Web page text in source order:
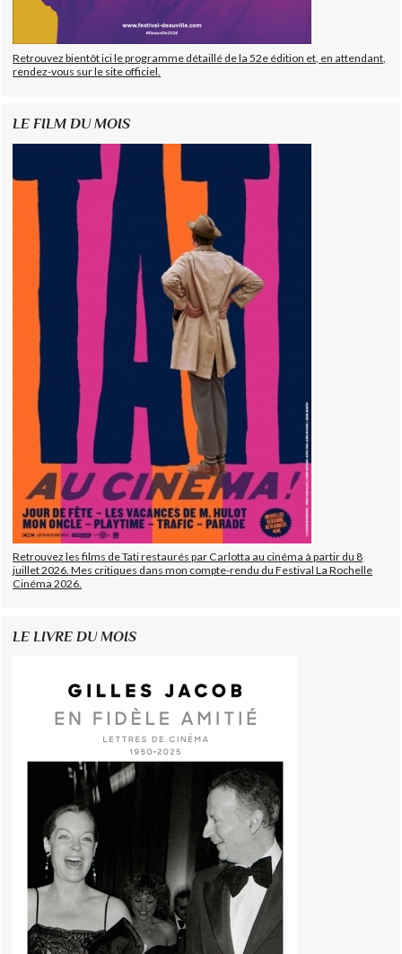
Retrouvez bientôt ici le programme détaillé de la 52e édition et, en attendant,
rendez-vous sur le site officiel.
LE FILM DU MOIS
Retrouvez les films de Tati restaurés par Carlotta au cinéma à partir du 8
juillet 2026. Mes critiques dans mon compte-rendu du Festival La Rochelle
Cinéma 2026.
LE LIVRE DU MOIS